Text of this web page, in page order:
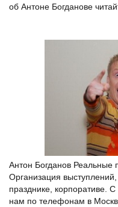
об Антоне Богданове
Антон Богданов Реальные
Организация
празднике, корпоративе.
нам по телефонам в